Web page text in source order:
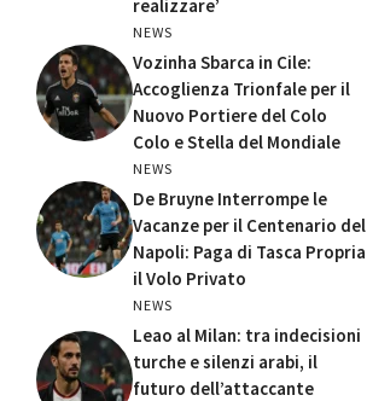
realizzare’
NEWS
Vozinha Sbarca in Cile:
Accoglienza Trionfale per il
Nuovo Portiere del Colo
Colo e Stella del Mondiale
NEWS
De Bruyne Interrompe le
Vacanze per il Centenario del
Napoli: Paga di Tasca Propria
il Volo Privato
NEWS
Leao al Milan: tra indecisioni
turche e silenzi arabi, il
futuro dell’attaccante